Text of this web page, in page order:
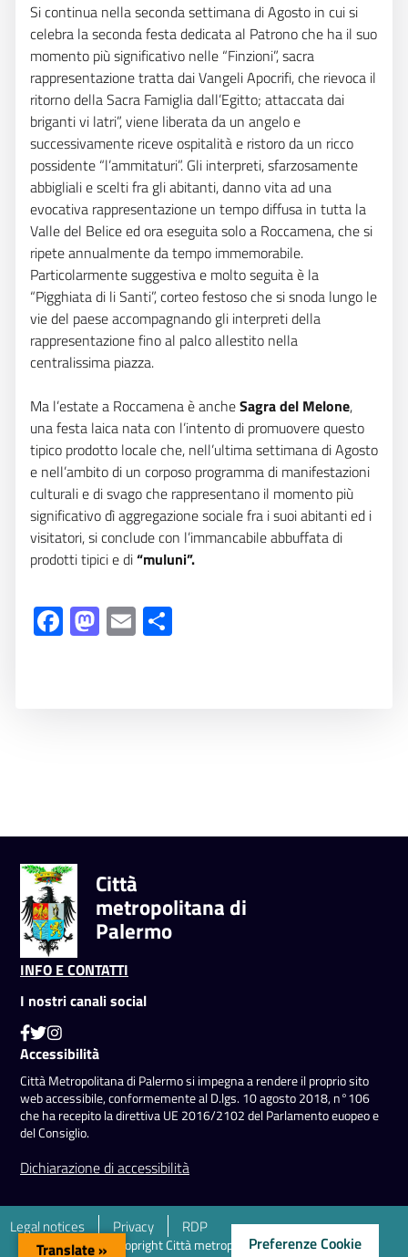
Si continua nella seconda settimana di Agosto in cui si
celebra la seconda festa dedicata al Patrono che ha il suo
momento più significativo nelle “Finzioni”, sacra
rappresentazione tratta dai Vangeli Apocrifi, che rievoca il
ritorno della Sacra Famiglia dall’Egitto; attaccata dai
briganti vi latri”, viene liberata da un angelo e
successivamente riceve ospitalità e ristoro da un ricco
possidente “l’ammitaturi”. Gli interpreti, sfarzosamente
abbigliali e scelti fra gli abitanti, danno vita ad una
evocativa rappresentazione un tempo diffusa in tutta la
Valle del Belice ed ora eseguita solo a Roccamena, che si
ripete annualmente da tempo immemorabile.
Particolarmente suggestiva e molto seguita è la
“Pigghiata di li Santi”, corteo festoso che si snoda lungo le
vie del paese accompagnando gli interpreti della
rappresentazione fino al palco allestito nella
centralissima piazza.
Ma l’estate a Roccamena è ancheSagra del Melone,
una festa laica nata con l’intento di promuovere questo
tipico prodotto locale che, nell’ultima settimana di Agosto
e nell’ambito di un corposo programma di manifestazioni
culturali e di svago che rappresentano il momento più
significativo dì aggregazione sociale fra i suoi abitanti ed i
visitatori, si conclude con l’immancabile abbuffata di
prodotti tipici e di“muluni”.
Facebook
Mastodon
Email
Città
metropolitana di
Palermo
INFO E CONTATTI
I nostri canali social
Accessibilità
Città Metropolitana di Palermo si impegna a rendere il proprio sito
web accessibile, conformemente al D.lgs. 10 agosto 2018, n°106
che ha recepito la direttiva UE 2016/2102 del Parlamento euopeo e
del Consiglio.
Dichiarazione di accessibilità
Legal notices Privacy RDP
2022©Copright Città metropolitana di Palermo
Translate » Preferenze Cookie